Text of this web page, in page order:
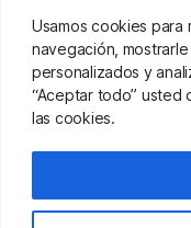
Usamos cookies para
navegación,
personalizados y
“Aceptar todo” usted
las cookies.